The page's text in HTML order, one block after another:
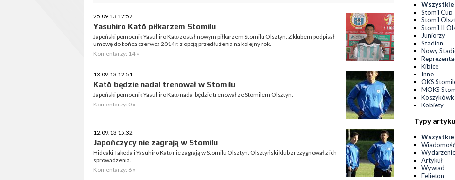
25.09.13 12:57
Yasuhiro Katō piłkarzem Stomilu
Japoński pomocnik Yasuhiro Katō został nowym piłkarzem Stomilu Olsztyn. Z klubem podpisał
umowę do końca czerwca 2014 r. z opcją przedłużenia na kolejny rok.
Komentarzy: 14 »
13.09.13 12:51
Katō będzie nadal trenował w Stomilu
Japoński pomocnik Yasuhiro Katō nadal będzie trenował ze Stomilem Olsztyn.
Komentarzy: 0 »
12.09.13 15:32
Japończycy nie zagrają w Stomilu
Hideaki Takeda i Yasuhiro Katō nie zagrają w Stomilu Olsztyn. Olsztyński klub zrezygnował z ich
sprowadzenia.
Komentarzy: 6 »
Wszystkie
Stomil Cup
Stomil
Stomil II
Juniorzy
Stadion
Nowy
Kibice
Inne
OKS
MOKS
Kobiety
Typy
Wszystkie
Wiadomość
Wydarzenie
Artykuł
Wywiad
Felieton